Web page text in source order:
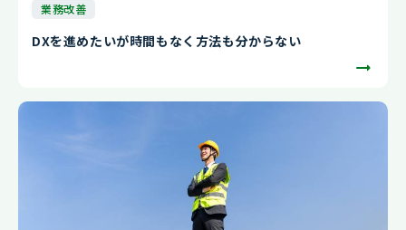
業務改善
DXを進めたいが時間もなく方法も分からない